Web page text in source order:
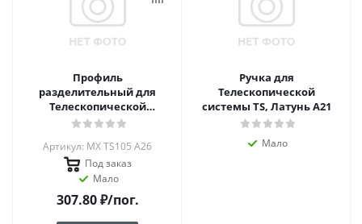
Профиль
разделительный для
Телескопической
системы MX TS105 L=6000,
Артикул: MX TS105 A26
Под заказ
Мало
307.80₽/пог.
Ручка для
Телескопической
системы TS, Латунь А21
Мало